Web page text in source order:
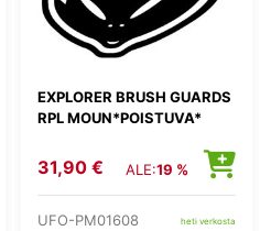
EXPLORER BRUSH GUARDS
RPL MOUN*POISTUVA*
31,90 € ALE:19 %
UFO-PM01608 heti verkosta